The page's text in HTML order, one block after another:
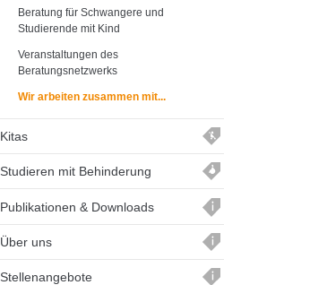
Beratung für Schwangere und
Studierende mit Kind
Veranstaltungen des
Beratungsnetzwerks
Wir arbeiten zusammen mit...
Kitas
Studieren mit Behinderung
Publikationen & Downloads
Über uns
Stellenangebote